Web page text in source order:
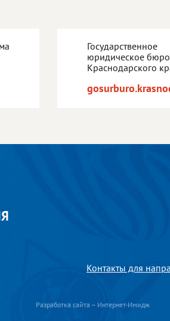
Государственное
юридическое бюро
Краснодарского
Контакты для
Разработка сайта – Интернет-Имидж